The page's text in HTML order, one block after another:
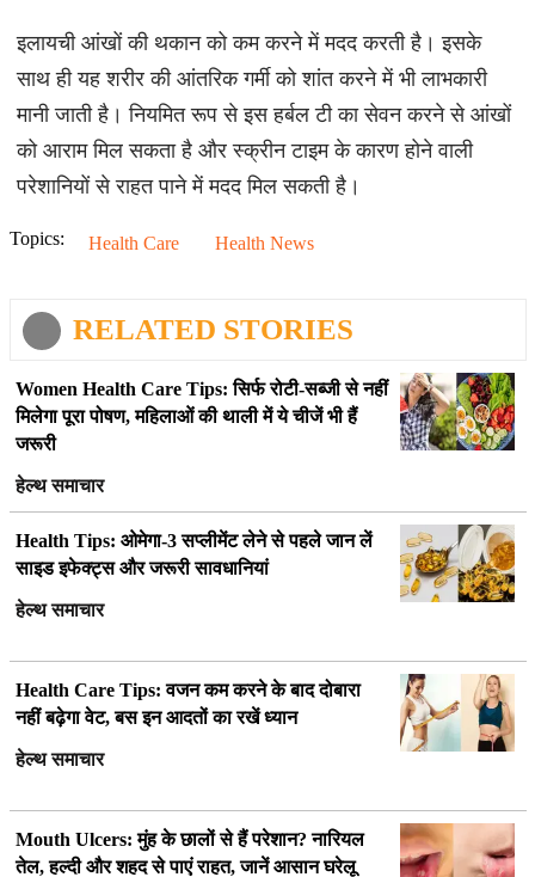
इलायची आंखों की थकान को कम करने में मदद करती है। इसके
साथ ही यह शरीर की आंतरिक गर्मी को शांत करने में भी लाभकारी
मानी जाती है। नियमित रूप से इस हर्बल टी का सेवन करने से आंखों
को आराम मिल सकता है और स्क्रीन टाइम के कारण होने वाली
परेशानियों से राहत पाने में मदद मिल सकती है।
Topics: Health Care Health News
RELATED STORIES
Women Health Care Tips: सिर्फ रोटी-सब्जी से नहीं
मिलेगा पूरा पोषण, महिलाओं की थाली में ये चीजें भी हैं
जरूरी
हेल्थ समाचार
Health Tips: ओमेगा-3 सप्लीमेंट लेने से पहले जान लें
साइड इफेक्ट्स और जरूरी सावधानियां
हेल्थ समाचार
Health Care Tips: वजन कम करने के बाद दोबारा
नहीं बढ़ेगा वेट, बस इन आदतों का रखें ध्यान
हेल्थ समाचार
Mouth Ulcers: मुंह के छालों से हैं परेशान? नारियल
तेल, हल्दी और शहद से पाएं राहत, जानें आसान घरेलू